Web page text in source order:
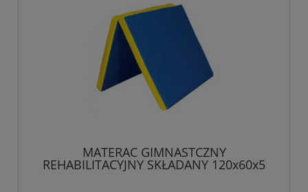
MATERAC GIMNASTCZNY
REHABILITACYJNY SKŁADANY 120x60x5